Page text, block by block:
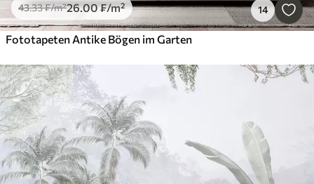
43.33₣/m²26.00₣/m² 14
Fototapeten Antike Bögen im Garten